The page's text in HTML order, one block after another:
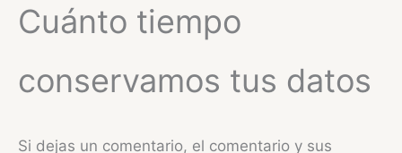
Cuánto tiempo
conservamos tus datos
Si dejas un comentario, el comentario y sus